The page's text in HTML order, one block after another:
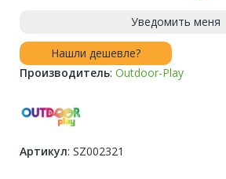
Уведомить меня
Нашли дешевле?
Производитель: Outdoor-Play
Артикул: SZ002321